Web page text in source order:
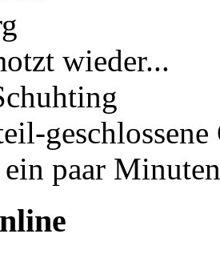
wieder...
geschlossene
paar